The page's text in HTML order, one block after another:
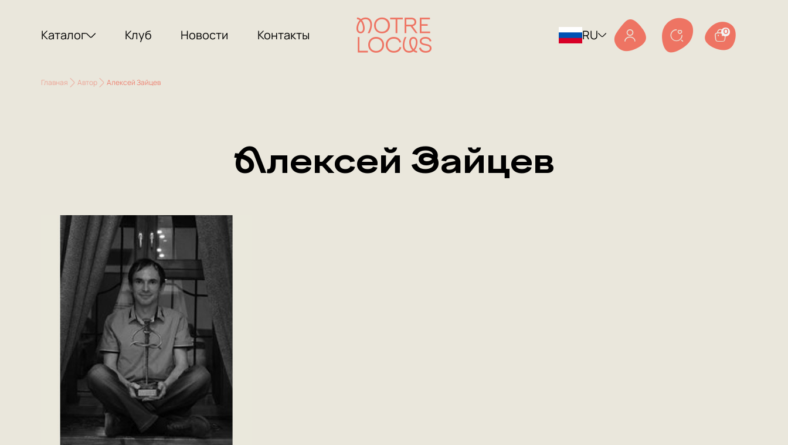
Каталог Клуб Новости Контакты RU 0
Главная Автор Алексей Зайцев
Алексей Зайцев